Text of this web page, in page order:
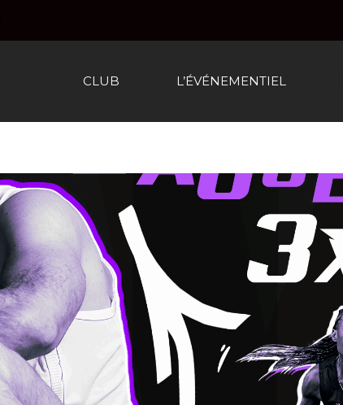
CLUB L’ÉVÉNEMENTIEL